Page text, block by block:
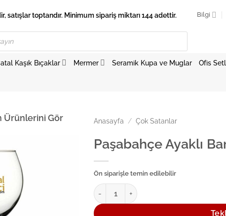
satışlar toptandır. Minimum sipariş miktarı 144 adettir. Bilgi
Kaşık Bıçaklar Mermer Seramik Kupa ve Muglar Ofis
Ürünlerini Gör Anasayfa / Çok Satanlar
Paşabahçe Ayaklı
Ön siparişle temin edilebilir
Paşabahçe Ayaklı Bardak Enoteca 655cc